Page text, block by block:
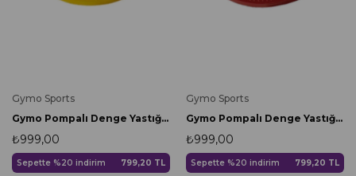
Gymo Sports
Gymo Pompalı Denge Yastığı Balance Disk Denge Pedi 33cm Sarı
₺999,00
Sepette %20 indirim 799,20 TL
Gymo Sports
Gymo Pompalı Denge Yastığı Balance Disk Denge Pedi 33cm Kırmızı
₺999,00
Sepette %20 indirim 799,20 TL